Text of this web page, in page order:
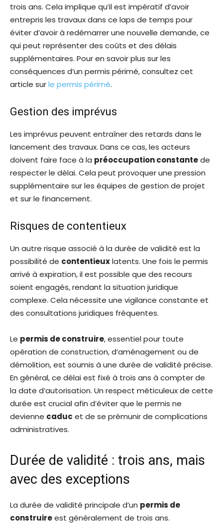
trois ans. Cela implique qu’il est impératif d’avoir
entrepris les travaux dans ce laps de temps pour
éviter d’avoir à redémarrer une nouvelle demande, ce
qui peut représenter des coûts et des délais
supplémentaires. Pour en savoir plus sur les
conséquences d’un permis périmé, consultez cet
article surle permis périmé.
Gestion des imprévus
Les imprévus peuvent entraîner des retards dans le
lancement des travaux. Dans ce cas, les acteurs
doivent faire face à la préoccupation constantede
respecter le délai. Cela peut provoquer une pression
supplémentaire sur les équipes de gestion de projet
et sur le financement.
Risques de contentieux
Un autre risque associé à la durée de validité est la
possibilité de contentieuxlatents. Une fois le permis
arrivé à expiration, il est possible que des recours
soient engagés, rendant la situation juridique
complexe. Cela nécessite une vigilance constante et
des consultations juridiques fréquentes.
Le permis de construire, essentiel pour toute
opération de construction, d’aménagement ou de
démolition, est soumis à une durée de validité précise.
En général, ce délai est fixé à trois ans à compter de
la date d’autorisation. Un respect méticuleux de cette
durée est crucial afin d’éviter que le permis ne
devienne caduc et de se prémunir de complications
administratives.
Durée de validité : trois ans, mais
avec des exceptions
La durée de validité principale d’un permis de
construireest généralement de trois ans.